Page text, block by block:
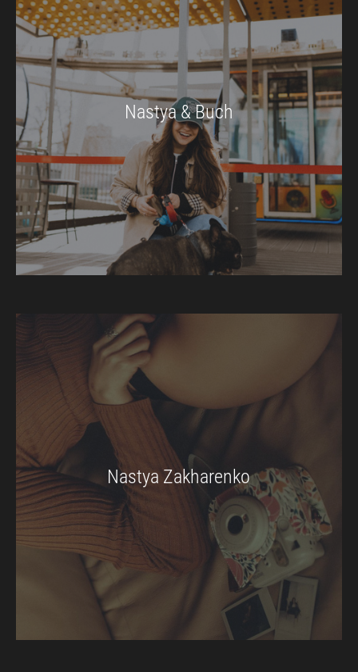
Nastya & Buch
Nastya Zakharenko